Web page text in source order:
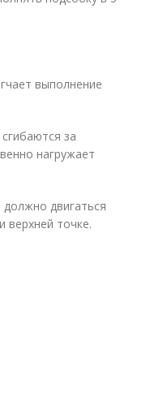
выполнение
за
нагружает
двигаться
верхней точке.